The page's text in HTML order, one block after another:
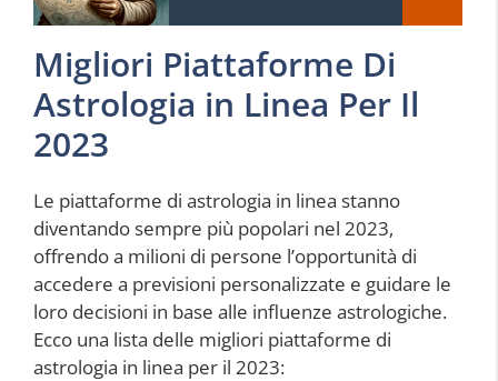
Migliori Piattaforme Di
Astrologia in Linea Per Il
2023
Le piattaforme di astrologia in linea stanno
diventando sempre più popolari nel 2023,
offrendo a milioni di persone l’opportunità di
accedere a previsioni personalizzate e guidare le
loro decisioni in base alle influenze astrologiche.
Ecco una lista delle migliori piattaforme di
astrologia in linea per il 2023: